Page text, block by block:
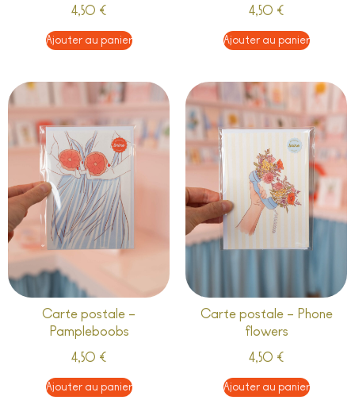
4,50 €
Ajouter au panier
4,50 €
Ajouter au panier
Carte postale –
Pampleboobs
4,50 €
Ajouter au panier
Carte postale – Phone
flowers
4,50 €
Ajouter au panier